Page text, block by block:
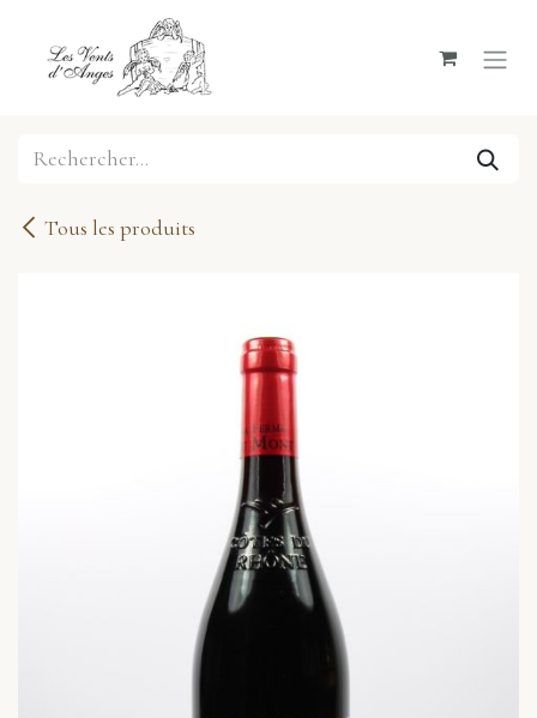
Se rendre au contenu
Tous les produits